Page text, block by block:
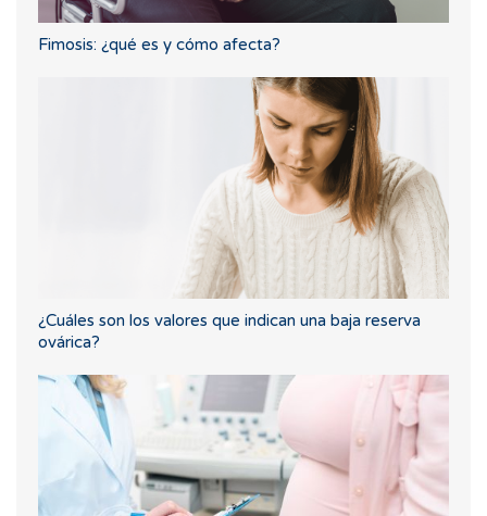
Fimosis: ¿qué es y cómo afecta?
¿Cuáles son los valores que indican una baja reserva
ovárica?